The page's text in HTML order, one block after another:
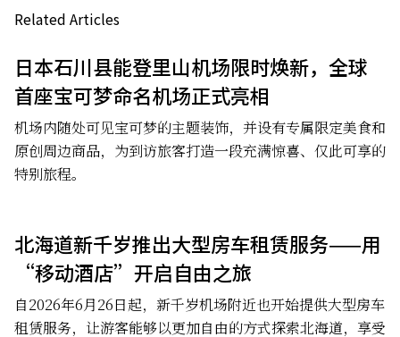
Related Articles
日本石川县能登里山机场限时焕新，全球
首座宝可梦命名机场正式亮相
机场内随处可见宝可梦的主题装饰，并设有专属限定美食和
原创周边商品，为到访旅客打造一段充满惊喜、仅此可享的
特别旅程。
北海道新千岁推出大型房车租赁服务——用
“移动酒店”开启自由之旅
自2026年6月26日起，新千岁机场附近也开始提供大型房车
租赁服务，让游客能够以更加自由的方式探索北海道，享受